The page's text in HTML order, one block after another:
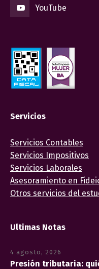
YouTube
Servicios
Servicios Contables
Servicios Impositivos
Servicios Laborales
Asesoramiento en
Otros servicios del
Ultimas Notas
4 agosto, 2026
Presión tributaria: